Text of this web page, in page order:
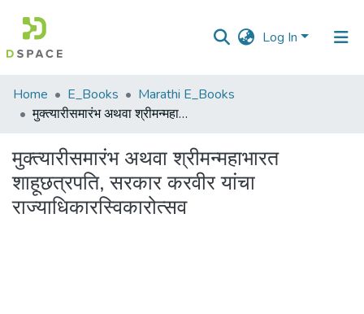
Log In
Communities
&
All of DSpace
Statistics
Home E_Books
Marathi E_Books
मुक्त्यारीसमारंभ अथवा श्रीमन्महाभारत शाहूछत्रपति, सरकार करवीर यांचा राज्याधिकारस्विकारोत्सव
मुक्त्यारीसमारंभ अथवा श्रीमन्महाभारत
शाहूछत्रपति, सरकार करवीर यांचा
राज्याधिकारस्विकारोत्सव